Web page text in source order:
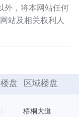
外，将本网站任何
站及相关权利人
盘 区域楼盘
梧桐大道